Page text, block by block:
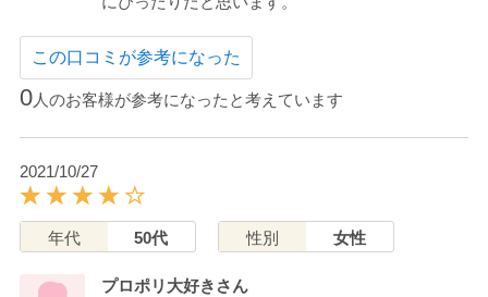
この口コミが参考になった
0人のお客様が参考になったと考えています
2021/10/27
年代 50代 性別 女性
プロポリ大好きさん